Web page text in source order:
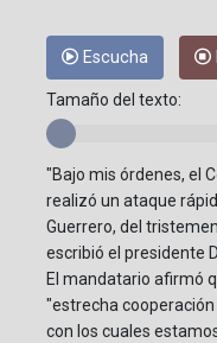
Escucha
Tamaño del texto:
"Bajo mis órdenes, el
realizó un ataque
Guerrero, del
escribió el presidente
El mandatario afirmó
"estrecha
con los cuales